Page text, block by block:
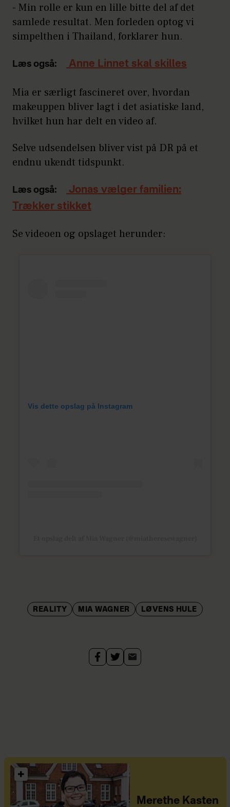
- Min rolle er kun en lille bitte del af det
samlede resultat. Men forleden optog vi
simpelthen i Thailand, forklarer hun.
Læs også: Anne Linnet skal skilles
Mia er særligt fascineret over, hvordan
makeuppen bliver lagt i det asiatiske land,
hvilket hun har delt en video af.
Selve udsendelsen bliver vist på DR på et
endnu ukendt tidspunkt.
Læs også:
Jonas vælger familien:
Trækker stikket
Se videoen og opslaget herunder:
Vis dette opslag på Instagram
REALITY MIA WAGNER LØVENS HULE
Merethe Kasten